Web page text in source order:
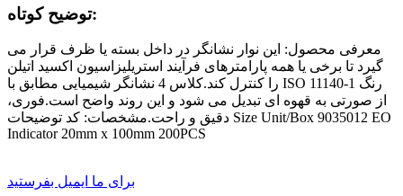
توضیح کوتاه:
معرفی محصول: این نوار نشانگر در داخل بسته یا ظرف قرار می
گیرد تا برخی یا همه پارامترهای فرآیند استریلیزاسیون اکسید اتیلن
را کنترل کند.کلاس 4 نشانگر شیمیایی مطابق با ISO 11140-1 رنگ
از صورتی به قهوه ای تبدیل می شود و این روند واضح است.فوری،
دقیق و راحت.مشخصات: کد توضیحات Size Unit/Box 9035012 EO
Indicator 20mm x 100mm 200PCS
برای ما ایمیل بفرستید